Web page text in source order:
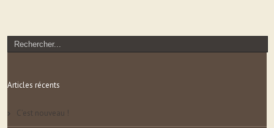
Articles récents
C’est nouveau !